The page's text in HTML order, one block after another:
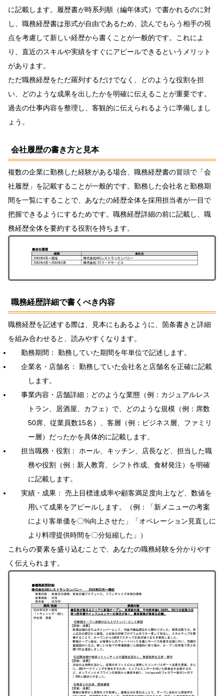
に記載します。履歴書が時系列順（編年体式）で書かれるのに対
し、職務経歴書は形式が自由であるため、読んでもらう相手の視
点を考慮して新しい経歴から書くことが一般的です。これによ
り、直近のスキルや実績をすぐにアピールできるというメリット
があります。
ただ職務経歴をただ羅列するだけでなく、どのような役割を担
い、どのような成果を出したかを明確に伝えることが重要です。
過去の仕事内容を整理し、客観的に伝えられるように準備しまし
ょう。
会社履歴の書き方と見本
複数の企業に勤務した経験がある場合、職務経歴書の冒頭で「会
社履歴」を記載することが一般的です。勤務した会社名と勤務期
間を一覧にすることで、あなたの経歴全体を採用担当者が一目で
把握できるようにするためです。職務経歴詳細の前に記載し、職
務経歴全体を要約する役割を持ちます。
職務経歴詳細で書くべき内容
職務経歴を記述する際は、見本にもあるように、箇条書きと詳細
を組み合わせると、読みやすくなります。
勤務期間： 勤務していた期間を年単位で記述します。
企業名・店舗名： 勤務していた会社名と店舗名を正確に記載
します。
事業内容・店舗詳細：どのような業態（例：カジュアルレス
トラン、居酒屋、カフェ）で、どのような規模（例：席数
50席、従業員数15名）、客層（例：ビジネス層、ファミリ
ー層）だったかを具体的に記載します。
担当職務・役割： ホール、キッチン、店長など、担当した職
務や役割（例：新人教育、シフト作成、食材発注）を明確
に記載します。
実績・成果： 売上目標達成率や顧客満足度向上など、数値を
用いて成果をアピールします。（例：「新メニューの考案
により客単価を〇%向上させた」「オペレーション見直しに
より料理提供時間を〇分短縮した」）
これらの要素を盛り込むことで、あなたの職務経験を分かりやす
く伝えられます。